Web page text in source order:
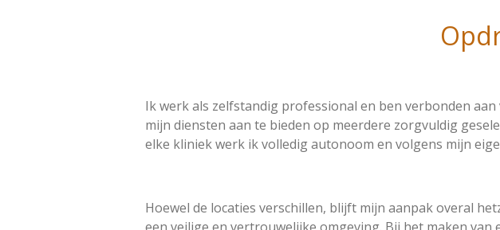
Ik werk als zelfstandig professional en ben verbonden
mijn diensten aan te bieden op meerdere zorgvuldig
elke kliniek werk ik volledig autonoom en volgens mijn
Hoewel de locaties verschillen, blijft mijn aanpak overal